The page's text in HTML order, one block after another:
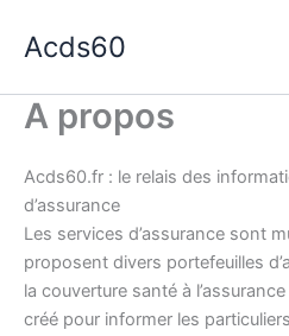
Acds60
A propos
Acds60.fr : le relais des
d’assurance
Les services d’assurance sont
proposent divers portefeuilles
la couverture santé à
créé pour informer les